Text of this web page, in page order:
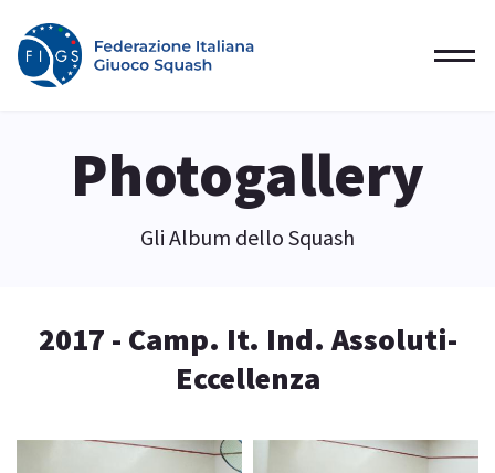
Photogallery
Gli Album dello Squash
2017 - Camp. It. Ind. Assoluti-
Eccellenza